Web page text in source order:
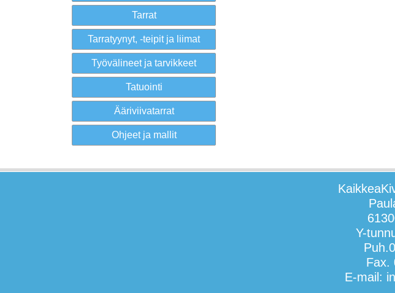
Tarrat
Tarratyynyt, -teipit ja liimat
Työvälineet ja tarvikkeet
Tatuointi
Ääriviivatarrat
Ohjeet ja mallit
Y-
Fax.
E-mail: